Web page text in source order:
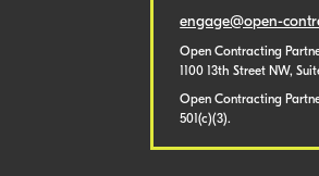
engage@open-
Open Contracting
1100 13th Street NW,
Open Contracting
501(c)(3).